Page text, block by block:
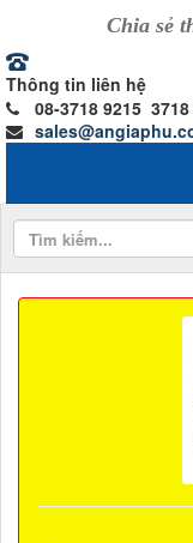
Chia sẻ
Thông tin liên hệ
08-3718 9215 3718